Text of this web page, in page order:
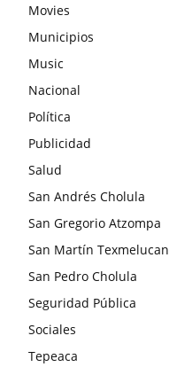
Movies
Municipios
Music
Nacional
Política
Publicidad
Salud
San Andrés Cholula
San Gregorio Atzompa
San Martín Texmelucan
San Pedro Cholula
Seguridad Pública
Sociales
Tepeaca